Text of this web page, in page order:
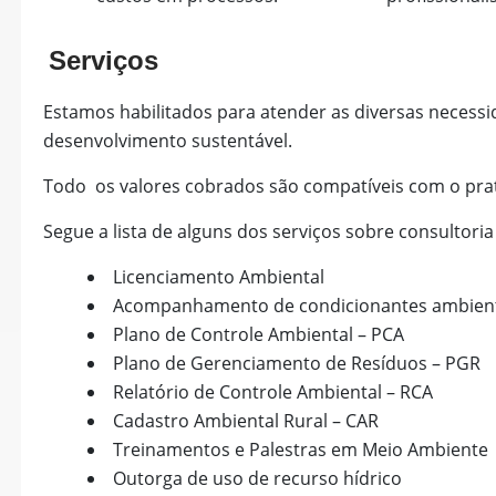
Serviços
Estamos habilitados para atender as diversas
desenvolvimento sustentável.
Todo os valores cobrados são compatíveis com o
Segue a lista de alguns dos serviços sobre
Licenciamento Ambiental
Acompanhamento de condicionantes
Plano de Controle Ambiental – PCA
Plano de Gerenciamento de Resíduos – PGR
Relatório de Controle Ambiental – RCA
Cadastro Ambiental Rural – CAR
Treinamentos e Palestras em Meio Ambiente
Outorga de uso de recurso hídrico